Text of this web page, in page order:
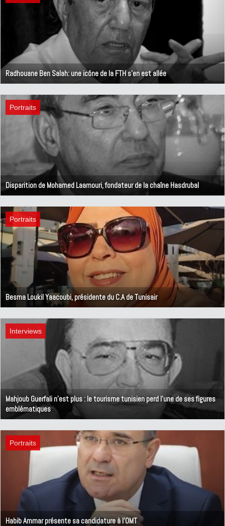
Radhouane Ben Salah: une icône de la FTH s'en est allée
Portraits
Disparition de Mohamed Laamouri, fondateur de la chaîne Hasdrubal
Portraits
Besma Loukil Yaacoubi, présidente du C.A de Tunisair
Interviews
Mahjoub Guerfali n’est plus : le tourisme tunisien perd l’une de ses figures
emblématiques
Portraits
Habib Ammar présente sa candidature à l'OMT